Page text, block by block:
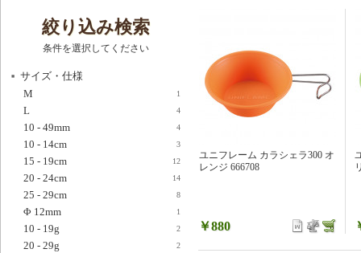
ユニフレーム カラシェラ300 オ
レンジ 666708
￥880
絞り込み検索
条件を選択してください
サイズ・仕様
M
1
L 4
10 - 49mm 4
10 - 14cm 3
15 - 19cm 12
20 - 24cm 14
25 - 29cm 8
Φ 12mm 1
10 - 19g 2
20 - 29g 2